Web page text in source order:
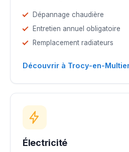
Dépannage chaudière
Entretien annuel obligatoire
Remplacement radiateurs
Découvrir à Trocy-en-
Électricité